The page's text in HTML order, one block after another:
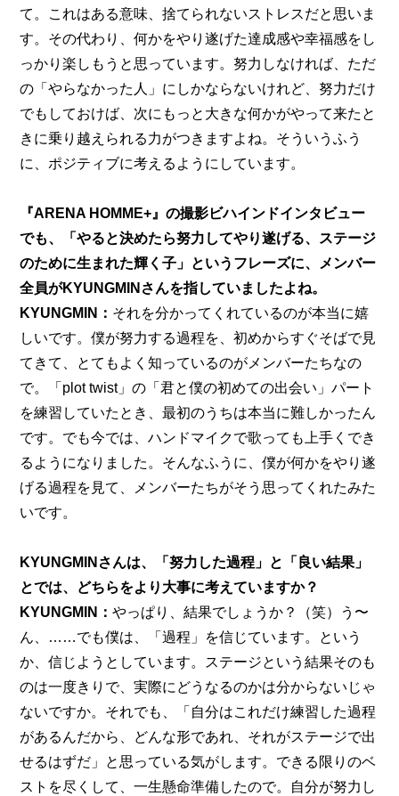
て。これはある意味、捨てられないストレスだと思いま
す。その代わり、何かをやり遂げた達成感や幸福感をし
っかり楽しもうと思っています。努力しなければ、ただ
の「やらなかった人」にしかならないけれど、努力だけ
でもしておけば、次にもっと大きな何かがやって来たと
きに乗り越えられる力がつきますよね。そういうふう
に、ポジティブに考えるようにしています。
『ARENA HOMME+ 』の撮影ビハインドインタビュー
でも、「やると決めたら努力してやり遂げる、ステージ
のために生まれた輝く子」というフレーズに、メンバー
全員がKYUNGMINさんを指していましたよね。
KYUNGMIN： それを分かってくれているのが本当に嬉
しいです。僕が努力する過程を、初めからすぐそばで見
てきて、とてもよく知っているのがメンバーたちなの
で。「plot twist」の「君と僕の初めての出会い」パート
を練習していたとき、最初のうちは本当に難しかったん
です。でも今では、ハンドマイクで歌っても上手くでき
るようになりました。そんなふうに、僕が何かをやり遂
げる過程を見て、メンバーたちがそう思ってくれたみた
いです。
KYUNGMINさんは、「努力した過程」と「良い結果」
とでは、どちらをより大事に考えていますか？
KYUNGMIN：やっぱり、結果でしょうか？（笑）う〜
ん、……でも僕は、「過程」を信じています。という
か、信じようとしています。ステージという結果そのも
のは一度きりで、実際にどうなるのかは分からないじゃ
ないですか。それでも、「自分はこれだけ練習した過程
があるんだから、どんな形であれ、それがステージで出
せるはずだ」と思っている気がします。できる限りのベ
ストを尽くして、一生懸命準備したので。自分が努力し